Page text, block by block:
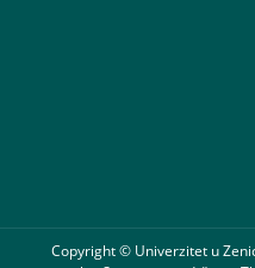
Copyright © Univerzitet u